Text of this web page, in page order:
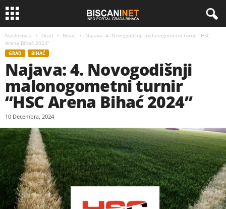
Naslovnica Grad Bihać
Najava: 4. Novogodišnji malonogometni turnir “HSC
Arena Bihać 2024”
GRAD BIHAĆ
Najava: 4. Novogodišnji
malonogometni turnir
“HSC Arena Bihać 2024”
10 Decembra, 2024